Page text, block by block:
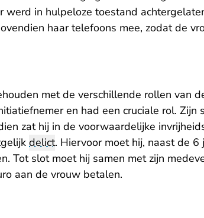
in hulpeloze toestand
haar telefoons mee, zodat de
met de verschillende rollen van
en had een cruciale rol. Zijn
zat hij in de voorwaardelijke
delict. Hiervoor moet hij, naast de 6
Tot slot moet hij samen met zijn
aan de vrouw betalen.